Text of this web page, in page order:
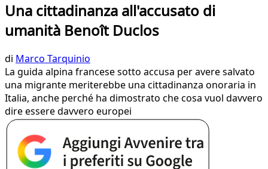
Una cittadinanza all'accusato di
umanità Benoît Duclos
di Marco Tarquinio
La guida alpina francese sotto accusa per avere salvato
una migrante meriterebbe una cittadinanza onoraria in
Italia, anche perché ha dimostrato che cosa vuol davvero
dire essere davvero europei